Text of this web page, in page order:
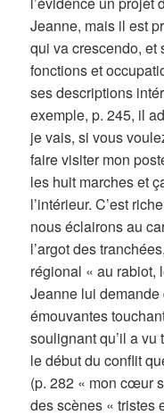
Jeanne, mais il est
qui va crescendo, et
fonctions et
ses descriptions
exemple, p. 245, il
je vais, si vous
faire visiter mon
les huit marches et
l’intérieur. C’est
nous éclairons au
l’argot des
régional « au rabiot,
Jeanne lui
émouvantes
soulignant qu’il a
le début du conflit
(p. 282 « mon cœur
des scènes « tristes